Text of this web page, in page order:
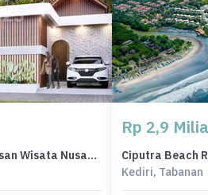
Dijual Villa Murah Dekat Kawasan Wisata Nusadua
Rp 2,9
Ciputra Beach
Kediri, Tabanan